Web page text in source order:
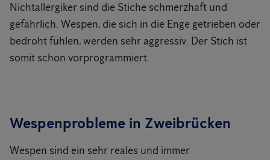
Nichtallergiker sind die Stiche schmerzhaft und
gefährlich. Wespen, die sich in die Enge getrieben oder
bedroht fühlen, werden sehr aggressiv. Der Stich ist
somit schon vorprogrammiert.
Wespenprobleme in Zweibrücken
Wespen sind ein sehr reales und immer